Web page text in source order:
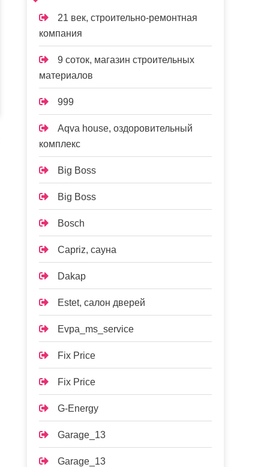
21 век, строительно-ремонтная
компания
9 соток, магазин строительных
материалов
999
Aqva house, оздоровительный
комплекс
Big Boss
Big Boss
Bosch
Capriz, сауна
Dakap
Estet, салон дверей
Evpa_ms_service
Fix Price
Fix Price
G-Energy
Garage_13
Garage_13